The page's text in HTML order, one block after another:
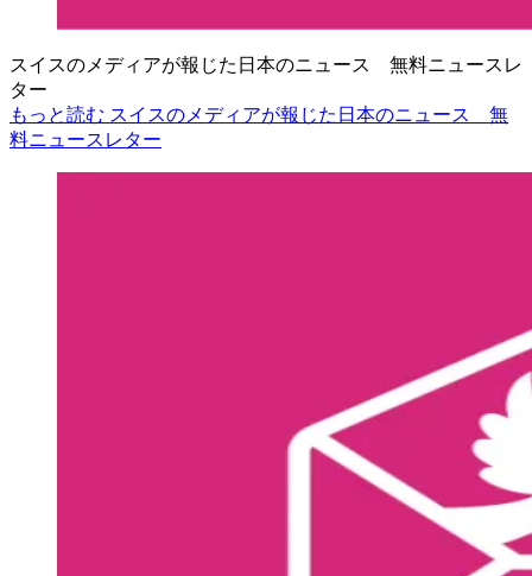
スイスのメディアが報じた日本のニュース 無料ニュースレ
ター
もっと読む スイスのメディアが報じた日本のニュース 無
料ニュースレター